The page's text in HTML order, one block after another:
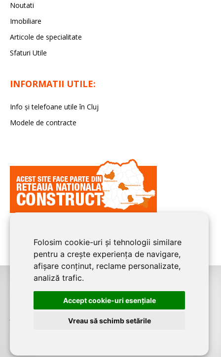
Folosim cookie-uri și tehnologii similare
pentru a crește experiența de navigare,
afișare conținut, reclame personalizate,
analiză trafic.
Accept cookie-uri esenţiale
Vreau să schimb setările
Noutati
Imobiliare
Articole de specialitate
Sfaturi Utile
INFORMATII UTILE:
Info și telefoane utile în Cluj
Modele de contracte
CLUJ CONSTRUCTeste un serviciu de promovare online pentru
firme. Proiect digital dezvoltat deLIVE COMMUNICATIONS SRL
J12/4191/2006, RO19492087